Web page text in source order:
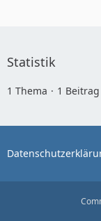
Statistik
1 Thema 1